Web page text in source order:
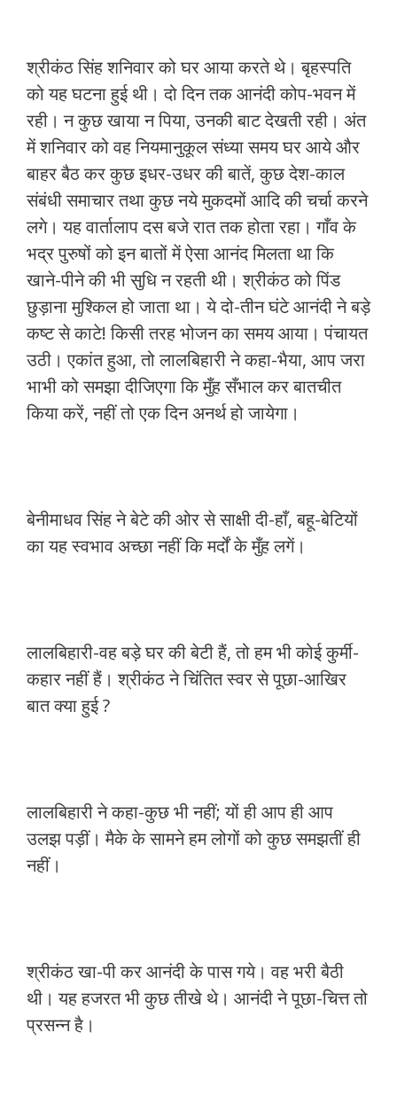
श्रीकंठ सिंह शनिवार को घर आया करते थे। बृहस्पति
को यह घटना हुई थी। दो दिन तक आनंदी कोप-भवन में
रही। न कुछ खाया न पिया, उनकी बाट देखती रही। अंत
में शनिवार को वह नियमानुकूल संध्या समय घर आये और
बाहर बैठ कर कुछ इधर-उधर की बातें, कुछ देश-काल
संबंधी समाचार तथा कुछ नये मुकदमों आदि की चर्चा करने
लगे। यह वार्तालाप दस बजे रात तक होता रहा। गाँव के
भद्र पुरुषों को इन बातों में ऐसा आनंद मिलता था कि
खाने-पीने की भी सुधि न रहती थी। श्रीकंठ को पिंड
छुड़ाना मुश्किल हो जाता था। ये दो-तीन घंटे आनंदी ने बड़े
कष्ट से काटे! किसी तरह भोजन का समय आया। पंचायत
उठी। एकांत हुआ, तो लालबिहारी ने कहा-भैया, आप जरा
भाभी को समझा दीजिएगा कि मुँह सँभाल कर बातचीत
किया करें, नहीं तो एक दिन अनर्थ हो जायेगा।
बेनीमाधव सिंह ने बेटे की ओर से साक्षी दी-हाँ, बहू-बेटियों
का यह स्वभाव अच्छा नहीं कि मर्दों के मुँह लगें।
लालबिहारी-वह बड़े घर की बेटी हैं, तो हम भी कोई कुर्मी-
कहार नहीं हैं। श्रीकंठ ने चिंतित स्वर से पूछा-आखिर
बात क्या हुई ?
लालबिहारी ने कहा-कुछ भी नहीं; यों ही आप ही आप
उलझ पड़ीं। मैके के सामने हम लोगों को कुछ समझतीं ही
नहीं।
श्रीकंठ खा-पी कर आनंदी के पास गये। वह भरी बैठी
थी। यह हजरत भी कुछ तीखे थे। आनंदी ने पूछा-चित्त तो
प्रसन्न है।